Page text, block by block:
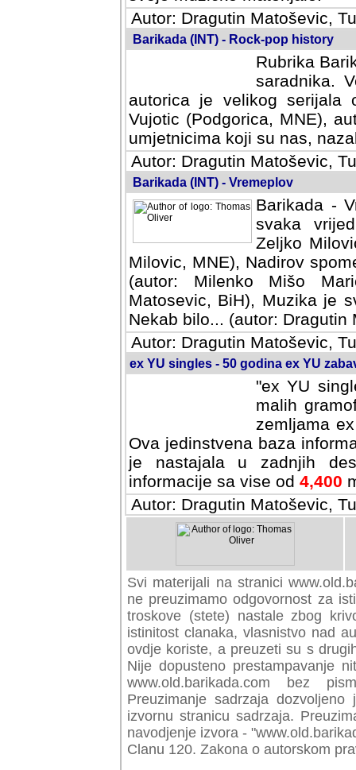
Autor: Dragutin Matoševic,
Barikada (INT) - Rock-pop history
Rubrika
saradnika.
autorica je velikog serijala
Vujotic (Podgorica, MNE),
umjetnicima koji su nas,
Autor: Dragutin Matoševic,
Barikada (INT) - Vremeplov
Barikada -
svaka
Milovic,
MNE), Nadirov spomenar
Milenko Mišo Maric, UK),
Muzika je svirala (autor:
(autor: Dragutin Matosevic,
Autor: Dragutin Matoševic,
ex YU singles - 50 godina ex YU
"ex YU
malih
zemljama
Ova jedinstvena baza
je nastajala u zadnjih
informacije sa vise od 4,400
Autor: Dragutin Matoševic,
Svi materijali na stranici
preuzimamo odgovornost za
troskove (stete) nastale zbog
istinitost clanaka, vlasnistvo nad
ovdje koriste, a preuzeti su s
Nije dopusteno prestampavanje
www.old.barikada.com bez
Preuzimanje sadrzaja
izvornu stranicu sadrzaja.
navodjenje izvora -
Clanu 120. Zakona o autorskom